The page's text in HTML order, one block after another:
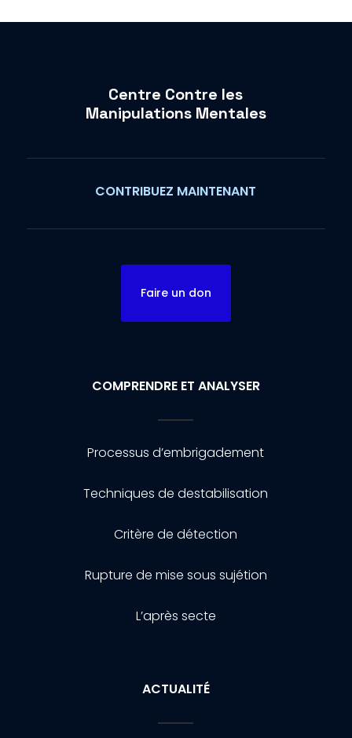
Centre Contre les
Manipulations Mentales
CONTRIBUEZ MAINTENANT
Faire un don
COMPRENDRE ET ANALYSER
Processus d’embrigadement
Techniques de destabilisation
Critère de détection
Rupture de mise sous sujétion
L’après secte
ACTUALITÉ